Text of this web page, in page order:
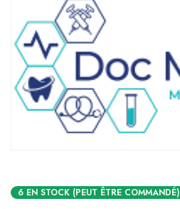
6 EN STOCK (PEUT ÊTRE COMMANDÉ)